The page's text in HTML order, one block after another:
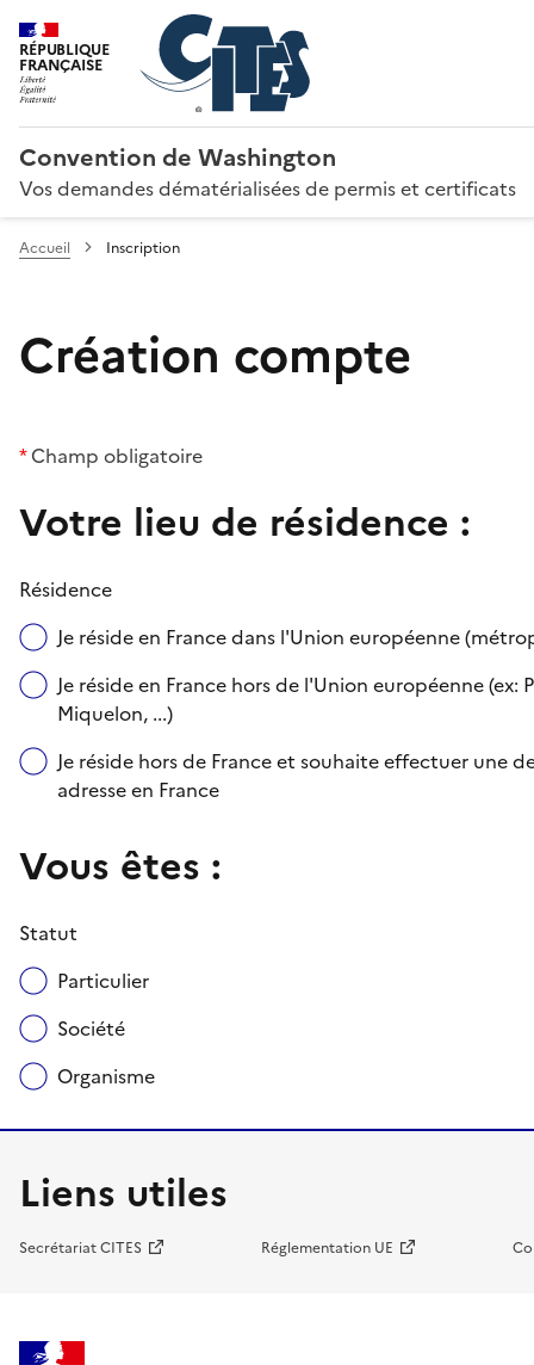
RÉPUBLIQUE
FRANÇAISE
Convention de Washington
Vos demandes dématérialisées de permis et certificats
Accueil Inscription
Création compte
*Champ obligatoire
Votre lieu de résidence :
Résidence
Je réside en France dans l'Union européenne
Je réside en France hors de l'Union européenne
Miquelon, ...)
Je réside hors de France et souhaite effectuer une
adresse en France
Vous êtes :
Statut
Particulier
Société
Organisme
Liens utiles
Secrétariat CITES Réglementation UE